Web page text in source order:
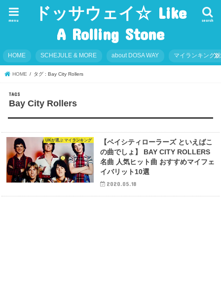
ドッサウェイ☆ Like
A Rolling Stone
search
menu
HOME SCHEJULE & MORE about DOSA WAY マイランキング
HOME タグ : Bay City Rollers
Bay City Rollers
UKが選ぶ マイランキング
【ベイシティローラーズ といえばこ
の曲でしょ】 BAY CITY ROLLERS
名曲 人気ヒット曲 おすすめマイフェ
イバリット10選
2020.05.18